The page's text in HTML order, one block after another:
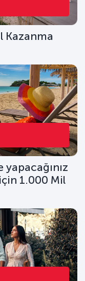
Kazanma
1.000 Mil